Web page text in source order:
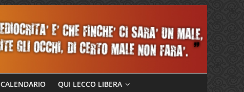
CALENDARIO QUI LECCO LIBERA